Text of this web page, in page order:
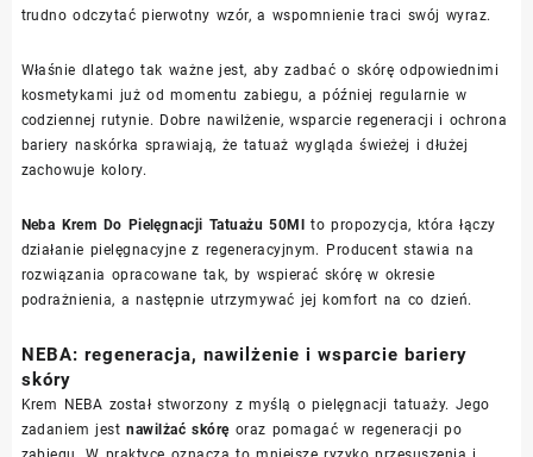
trudno odczytać pierwotny wzór, a wspomnienie traci swój wyraz.
Właśnie dlatego tak ważne jest, aby zadbać o skórę odpowiednimi
kosmetykami już od momentu zabiegu, a później regularnie w
codziennej rutynie. Dobre nawilżenie, wsparcie regeneracji i ochrona
bariery naskórka sprawiają, że tatuaż wygląda świeżej i dłużej
zachowuje kolory.
Neba Krem Do Pielęgnacji Tatuażu 50Ml to propozycja, która łączy
działanie pielęgnacyjne z regeneracyjnym. Producent stawia na
rozwiązania opracowane tak, by wspierać skórę w okresie
podrażnienia, a następnie utrzymywać jej komfort na co dzień.
NEBA: regeneracja, nawilżenie i wsparcie bariery
skóry
Krem NEBA został stworzony z myślą o pielęgnacji tatuaży. Jego
zadaniem jestnawilżać skóręoraz pomagać w regeneracji po